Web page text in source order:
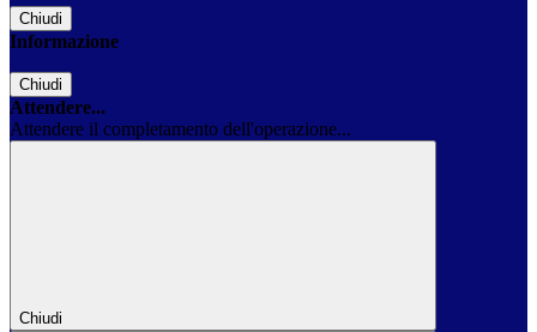
Chiudi
Informazione
Chiudi
Attendere...
Attendere il completamento dell'operazione...
Chiudi